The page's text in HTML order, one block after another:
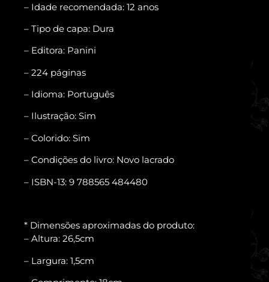
– Idade recomendada: 12 anos
– Tipo de capa: Dura
– Editora: Panini
– 224 páginas
– Idioma: Português
– Ilustração: Sim
– Colorido: Sim
– Condições do livro: Novo lacrado
– ISBN-13: 9 788565 484480
* Dimensões aproximadas do produto:
– Altura: 26,5cm
– Largura: 1,5cm